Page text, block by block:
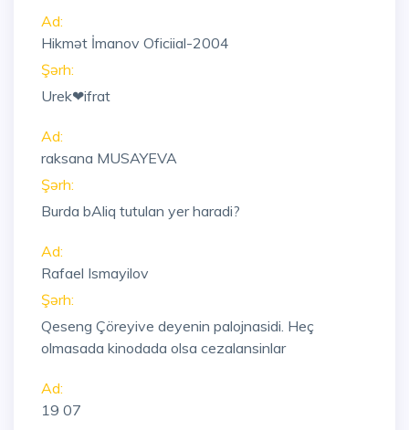
Ad:
Hikmət İmanov Oficiial-2004
Şərh:
Urek❤ifrat
Ad:
raksana MUSAYEVA
Şərh:
Burda bAliq tutulan yer haradi?
Ad:
Rafael Ismayilov
Şərh:
Qeseng Çöreyive deyenin palojnasidi. Heç
olmasada kinodada olsa cezalansinlar
Ad:
19 07